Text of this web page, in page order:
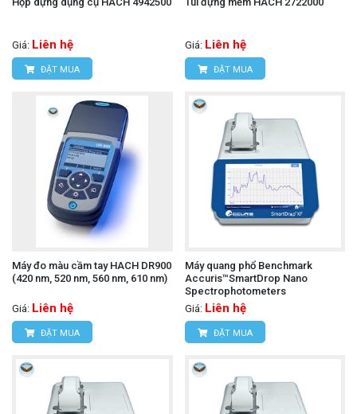
Giá: Liên hệ
ĐẶT MUA
Giá: Liên hệ
ĐẶT MUA
Máy đo màu cầm tay HACH DR900
(420 nm, 520 nm, 560 nm, 610 nm)
Giá: Liên hệ
ĐẶT MUA
Máy quang phổ Benchmark
Accuris™SmartDrop Nano
Spectrophotometers
Giá: Liên hệ
ĐẶT MUA